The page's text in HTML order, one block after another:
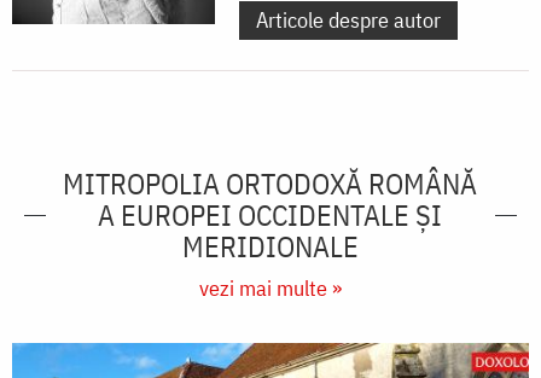
Articole despre autor
MITROPOLIA ORTODOXĂ ROMÂNĂ
A EUROPEI OCCIDENTALE ŞI
MERIDIONALE
vezi mai multe »